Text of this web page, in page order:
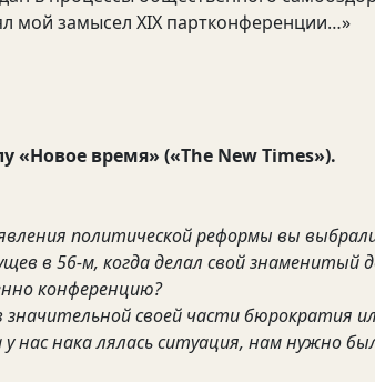
мой замысел ХIХ партконференции…»
время» («The New Times»).
политической реформы вы
в 56-м, когда делал свой знаменитый
конференцию?
своей части бюрократия
нас нака лялась ситуация, нам нужно